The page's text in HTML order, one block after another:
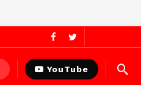
YouTube